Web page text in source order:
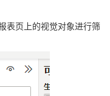
表页上的视觉对象进行筛